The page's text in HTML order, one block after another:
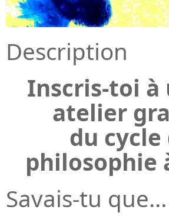
Description
Inscris-toi à
atelier
du cycle
philosophie
Savais-tu que…